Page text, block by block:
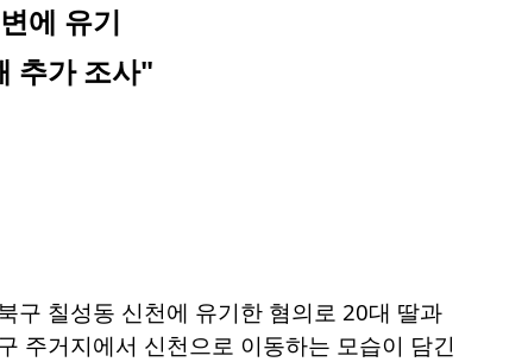
에 유기
추가 조사"
구 칠성동 신천에 유기한 혐의로 20대 딸과
주거지에서 신천으로 이동하는 모습이 담긴